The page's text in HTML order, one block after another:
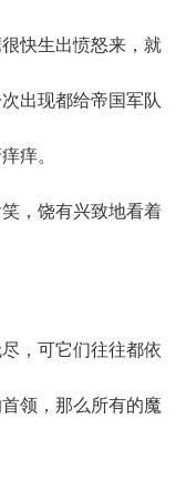
生出愤怒来，就
出现都给帝国军队
痒。
，饶有兴致地看着
，可它们往往都依
领，那么所有的魔